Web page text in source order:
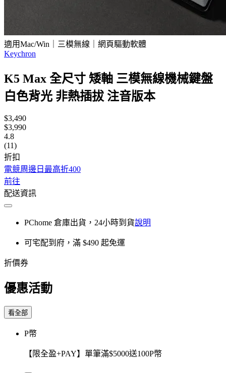
適用Mac/Win｜三模無線｜網頁驅動軟體
Keychron
K5 Max 全尺寸 矮軸 三模無線機械鍵盤
白色背光 非熱插拔 注音版本
$3,490
$3,990
4.8
(11)
折扣
電競周邊日最高折400
前往
配送資訊
PChome 倉庫出貨，24小時到貨說明
可宅配到府，滿 $490 起免運
折價券
優惠活動
看全部
P幣
【限全盈+PAY】單筆滿$5000送100P幣